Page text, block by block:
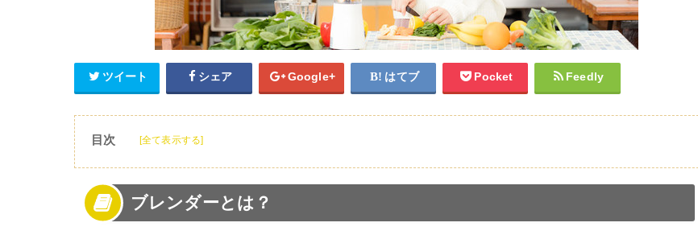
ツイート シェア Google+ はてブ Pocket Feedly
目次 [全て表示する]
3 ブレンダーに適した食材
4 アタッチメントの違い
ブレンダーとは？